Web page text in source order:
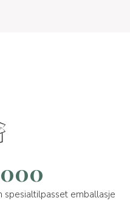
spesialtilpasset emballasje